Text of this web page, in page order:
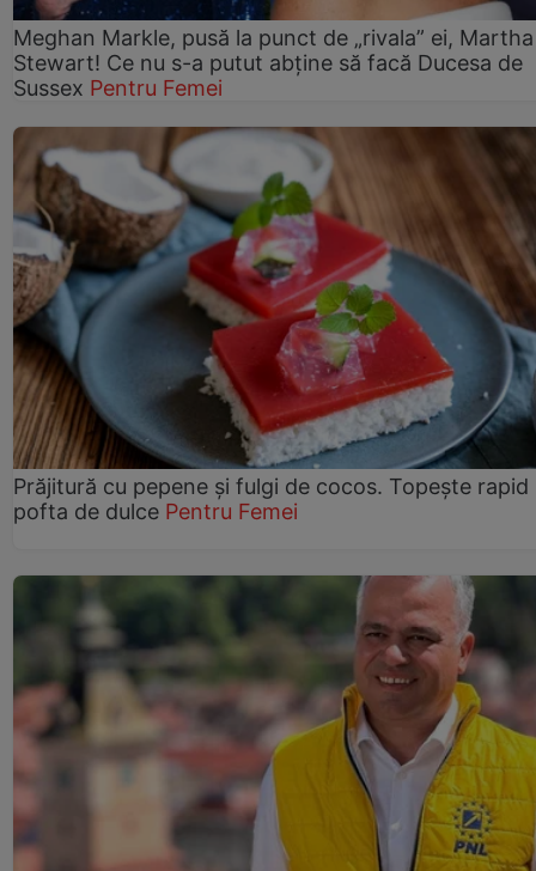
Meghan Markle, pusă la punct de „rivala” ei, Martha
Stewart! Ce nu s-a putut abține să facă Ducesa de
Sussex Pentru Femei
Prăjitură cu pepene şi fulgi de cocos. Topește rapid
pofta de dulce Pentru Femei